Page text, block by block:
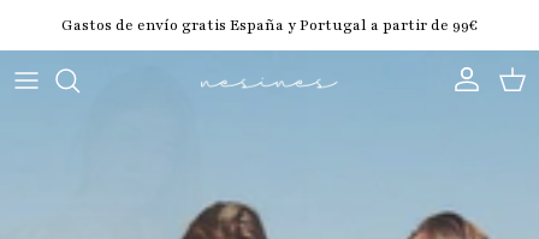
Gastos de envío gratis España y Portugal a partir de 99€
Cuenta